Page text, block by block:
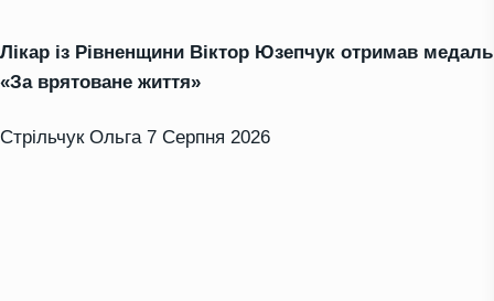
Лікар із Рівненщини Віктор Юзепчук отримав медаль
«За врятоване життя»
Стрільчук Ольга 7 Серпня 2026